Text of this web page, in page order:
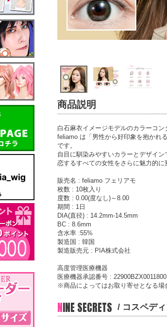
商品説明
白石麻衣イメージモデルのカラーコン
feliamo は「男性から好印象を抱かれ
です。
自目に馴染みやすいカラーとデザイン
恋するすべての女性をさらに魅力的に
販売名 : feliamo フェリアモ
枚数 : 10枚入り
度数 : 0.00(度なし)～8.00
期間 : 1日
DIA(直径) : 14.2mm-14.5mm
BC : 8.6mm
含水率 :55%
製造国 : 韓国
製造販売元 : PIA株式会社
高度管理医療機器
医療機器承認番号 : 22900BZX0011800
※商品によってはお取り寄せとなる場
NINE SECRETS / コスペデ